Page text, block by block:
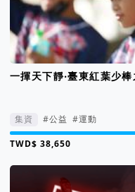
一揮天下靜‧臺東紅葉少棒
集資 #公益 #運動
集資進度 164%